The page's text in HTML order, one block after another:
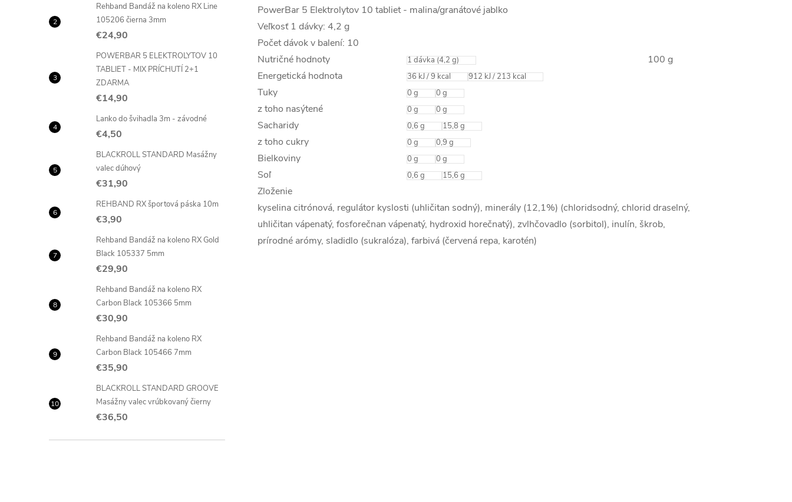
Rehband Bandáž na koleno RX Line
105206 čierna 3mm
€24,90
POWERBAR 5 ELEKTROLYTOV 10
TABLIET - MIX PRÍCHUTÍ 2+1
ZDARMA
€14,90
Lanko do švihadla 3m - závodné
€4,50
BLACKROLL STANDARD Masážny
valec dúhový
€31,90
REHBAND RX športová páska 10m
€3,90
Rehband Bandáž na koleno RX Gold
Black 105337 5mm
€29,90
Rehband Bandáž na koleno RX
Carbon Black 105366 5mm
€30,90
Rehband Bandáž na koleno RX
Carbon Black 105466 7mm
€35,90
BLACKROLL STANDARD GROOVE
Masážny valec vrúbkovaný čierny
€36,50
PowerBar 5 Elektrolytov 10 tabliet - malina/granátové jablko
Veľkosť 1 dávky: 4,2 g
Počet dávok v balení: 10
Nutričné hodnoty
1 dávka(4,2 g)
100 g
Energetická hodnota
36kJ/9kcal 912kJ/213kcal
Tuky 0g 0g
z toho nasýtené 0g 0g
Sacharidy 0,6g 15,8g
z toho cukry 0g 0,9g
Bielkoviny 0g 0g
Soľ 0,6g 15,6g
Zloženie
kyselina citrónová, regulátor kyslosti (uhličitan sodný), minerály (12,1%) (chloridsodný, chlorid draselný,
uhličitan vápenatý, fosforečnan vápenatý, hydroxid horečnatý), zvlhčovadlo (sorbitol), inulín, škrob,
prírodné arómy, sladidlo (sukralóza), farbivá (červená repa, karotén)